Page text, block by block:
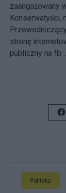
zaangażowany
Konserwatyści,
stronę
publiczny na
Polityka